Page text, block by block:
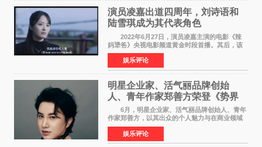
演员凌嘉出道四周年，刘诗语和
陆雪琪成为其代表角色
2022年6月27日，演员凌嘉主演的电影《辣
妈犟爸》央视电影频道黄金时段首播。其后，该
电影在央视电影频道多次复播（2022年8月10
日，2022年9月30日，2023年7月17日，2025年7
月14日）。除了多次复
娱乐评论
明星企业家、活气丽品牌创始
人、青年作家郑善方荣登《势界
POWERCIRCLES》6月刊
6月，明星企业家、活气丽品牌创始人、青年
作家郑善方，以其出众的个人魅力与在商业领域
的卓越建树，成功登上《势界
POWERCIRCLES》，展现了他在时尚与商业领
域的双重影响力。 明星企业家、青
娱乐评论